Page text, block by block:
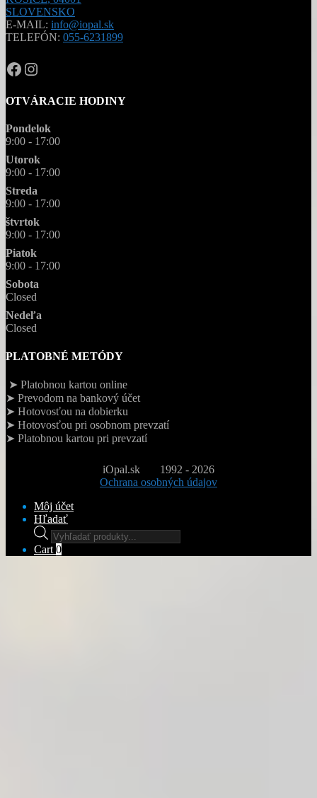
SLOVENSKO
E-MAIL: info@iopal.sk
TELEFÓN: 055-6231899
OPAL.drahokamy
opal.drahokamy
OTVÁRACIE HODINY
Pondelok
9:00 - 17:00
Utorok
9:00 - 17:00
Streda
9:00 - 17:00
štvrtok
9:00 - 17:00
Piatok
9:00 - 17:00
Sobota
Closed
Nedeľa
Closed
PLATOBNÉ METÓDY
➤ Platobnou kartou online
➤ Prevodom na bankový účet
➤ Hotovosťou na dobierku
➤ Hotovosťou pri osobnom prevzatí
➤ Platobnou kartou pri prevzatí
iOpal.sk
1992 - 2026
Ochrana osobných údajov
Môj účet
Hľadať
Products
search
Cart 0